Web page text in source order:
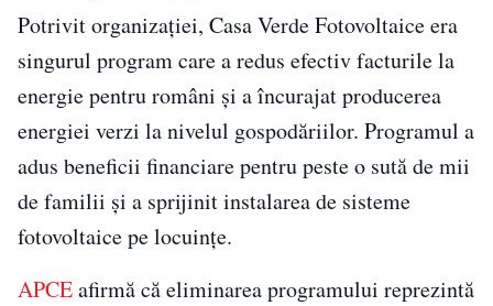
Potrivit organizației, Casa Verde Fotovoltaice era
singurul program care a redus efectiv facturile la
energie pentru români și a încurajat producerea
energiei verzi la nivelul gospodăriilor. Programul a
adus beneficii financiare pentru peste o sută de mii
de familii și a sprijinit instalarea de sisteme
fotovoltaice pe locuințe.
APCEafirmă că eliminarea programului reprezintă